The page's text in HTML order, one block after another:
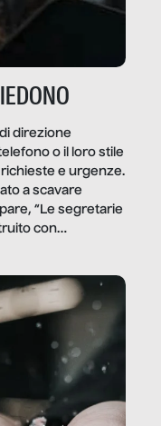
direzione
o il loro stile
e urgenze.
a scavare
“Le segretarie
con